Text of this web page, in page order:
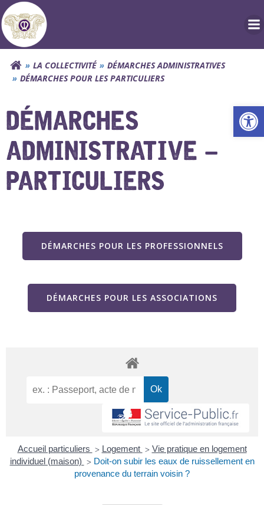
Aller
au
contenu
LA COLLECTIVITÉ
DÉMARCHES ADMINISTRATIVES
DÉMARCHES POUR LES PARTICULIERS
DÉMARCHES
ADMINISTRATIVE –
PARTICULIERS
DÉMARCHES POUR LES PROFESSIONNELS
DÉMARCHES POUR LES ASSOCIATIONS
Accueil particuliers > Logement > Vie pratique en logement
individuel (maison) > Doit-on subir les eaux de ruissellement en
provenance du terrain voisin ?